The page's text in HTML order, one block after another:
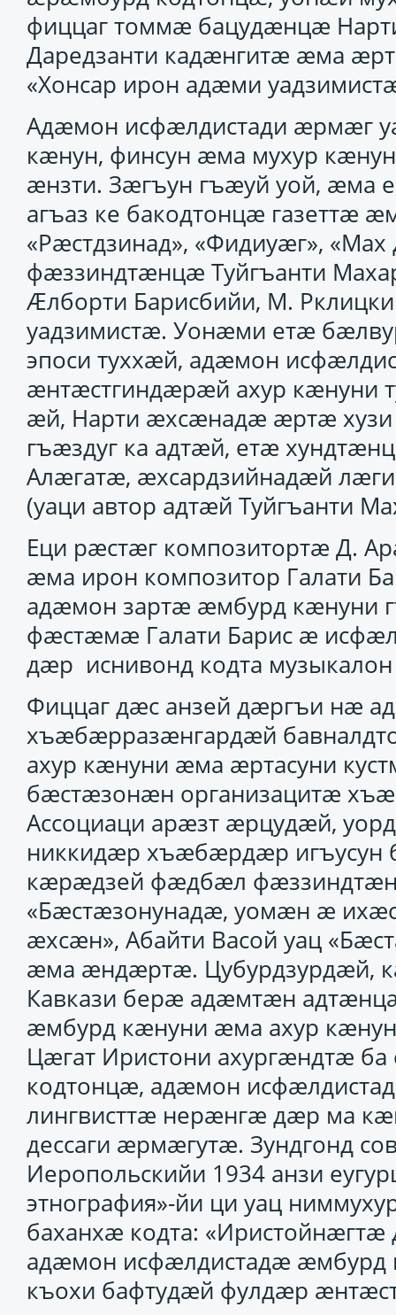
фиццаг томмӕ бацудӕнцӕ
Даредзанти кадӕнгитӕ ӕма
«Хонсар ирон адӕми
Адӕмон исфӕлдистади ӕрмӕг
кӕнун, финсун ӕма мухур
ӕнзти. Зӕгъун гъӕуй уой, ӕма
агъаз ке бакодтонцӕ газеттӕ
«Рӕстдзинад», «Фидиуӕг»,
фӕззиндтӕнцӕ Туйгъанти
Ӕлборти Барисбийи, М.
уадзимистӕ. Уонӕми етӕ
эпоси туххӕй, адӕмон
ӕнтӕстгиндӕрӕй ахур кӕнуни
ӕй, Нарти ӕхсӕнадӕ ӕртӕ
гъӕздуг ка адтӕй, етӕ
Алӕгатӕ, ӕхсардзийнадӕй
(уаци автор адтӕй Туйгъанти
Еци рӕстӕг композитортӕ Д.
ӕма ирон композитор Галати
адӕмон зартӕ ӕмбурд кӕнуни
фӕстӕмӕ Галати Барис ӕ
дӕр иснивонд кодта музыкалон
Фиццаг дӕс анзей дӕргъи нӕ
хъӕбӕрразӕнгардӕй
ахур кӕнуни ӕма ӕртасуни
бӕстӕзонӕн организацитӕ
Ассоциаци арӕзт ӕрцудӕй,
никкидӕр хъӕбӕрдӕр игъусун
кӕрӕдзей фӕдбӕл
«Бӕстӕзонунадӕ, уомӕн ӕ
ӕхсӕн», Абайти Васой уац
ӕма ӕндӕртӕ. Цубурдзурдӕй,
Кавкази берӕ адӕмтӕн
ӕмбурд кӕнуни ӕма ахур
Цӕгат Иристони ахургӕндтӕ
кодтонцӕ, адӕмон
лингвисттӕ нерӕнгӕ дӕр ма
дессаги ӕрмӕгутӕ. Зундгонд
Иеропольскийи 1934 анзи
этнография»-йи ци уац
баханхӕ кодта:
адӕмон исфӕлдистадӕ ӕмбурд
къохи бафтудӕй фулдӕр